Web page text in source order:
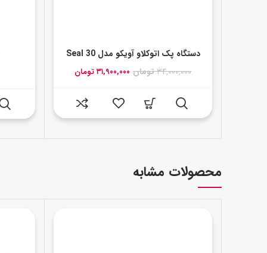
دستگاه پک اتوکلاو آویکو مدل Seal 30
۳۴,۰۰۰,۰۰۰تومان قیمت
بود.
۳۱,۹۰۰,۰۰۰تومان
محصولات مشابه